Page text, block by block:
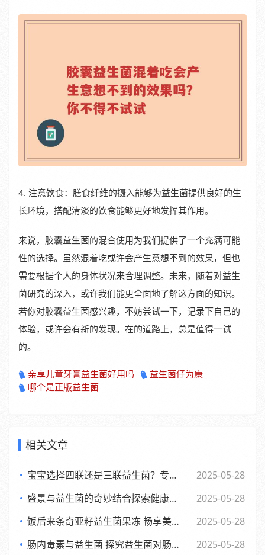
4. 注意饮食：膳食纤维的摄入能够为益生菌提供良好的生
长环境，搭配清淡的饮食能够更好地发挥其作用。
来说，胶囊益生菌的混合使用为我们提供了一个充满可能
性的选择。虽然混着吃或许会产生意想不到的效果，但也
需要根据个人的身体状况来合理调整。未来，随着对益生
菌研究的深入，或许我们能更全面地了解这方面的知识。
若你对胶囊益生菌感兴趣，不妨尝试一下，记录下自己的
体验，或许会有新的发现。在的道路上，总是值得一试
的。
亲享儿童牙膏益生菌好用吗
益生菌仔为康
哪个是正版益生菌
相关文章
宝宝选择四联还是三联益生菌？专家观点大，妈妈们必看
2025-05-28
盛景与益生菌的奇妙结合探索健康新生活方式
2025-05-28
饭后来条奇亚籽益生菌果冻 畅享美味与健康的小确幸
2025-05-28
肠内毒素与益生菌 探究益生菌对肠内毒素的作用及功效
2025-05-28